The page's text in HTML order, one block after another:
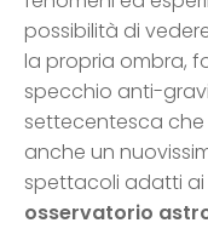
possibilità di
la propria ombra,
specchio anti-
settecentesca che
anche un
spettacoli adatti ai
osservatorio